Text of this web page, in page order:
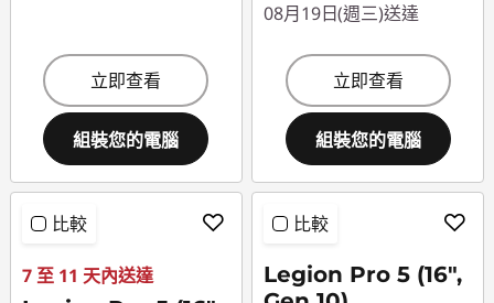
立即查看
組裝您的電腦
08月19日(週三)送達
立即查看
組裝您的電腦
比較
7 至 11 天內送達
比較
Legion Pro 5 (16",